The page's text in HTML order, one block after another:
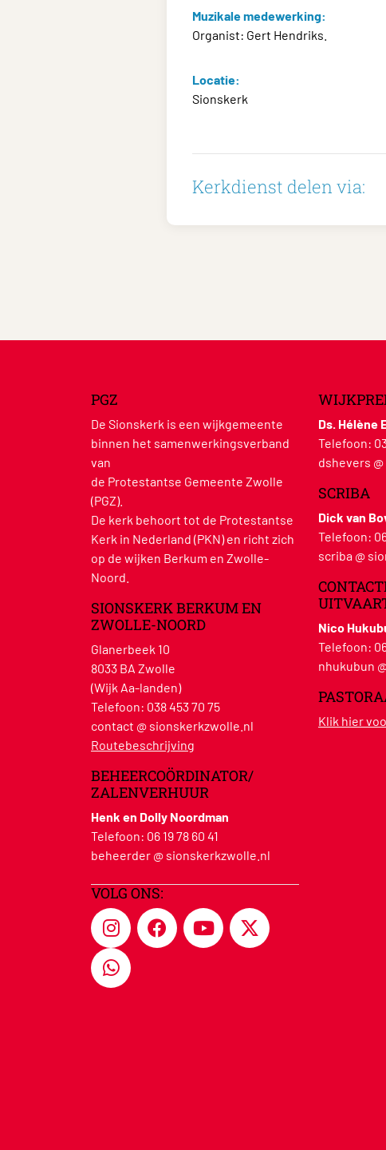
Muzikale medewerking:
Organist: Gert Hendriks.
Locatie:
Sionskerk
Kerkdienst delen via:
PGZ
De Sionskerk is een wijkgemeente
binnen het samenwerkingsverband
van
de Protestantse Gemeente Zwolle
(PGZ).
De kerk behoort tot de Protestantse
Kerk in Nederland (PKN) en richt zich
op de wijken Berkum en Zwolle-
Noord.
SIONSKERK BERKUM EN
ZWOLLE-NOORD
Glanerbeek 10
8033 BA Zwolle
(Wijk Aa-landen)
Telefoon: 038 453 70 75
contact @ sionskerkzwolle.nl
Routebeschrijving
BEHEERCOÖRDINATOR/
ZALENVERHUUR
Henk en Dolly Noordman
Telefoon: 06 19 78 60 41
beheerder @ sionskerkzwolle.nl
VOLG ONS:
Ds. Hélène
Telefoon:
dshevers
SCRIBA
Dick van
Telefoon:
scriba @
Nico
Telefoon:
nhukubun
Klik hier